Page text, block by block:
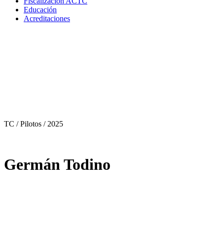
Educación
Acreditaciones
TC / Pilotos / 2025
Germán Todino